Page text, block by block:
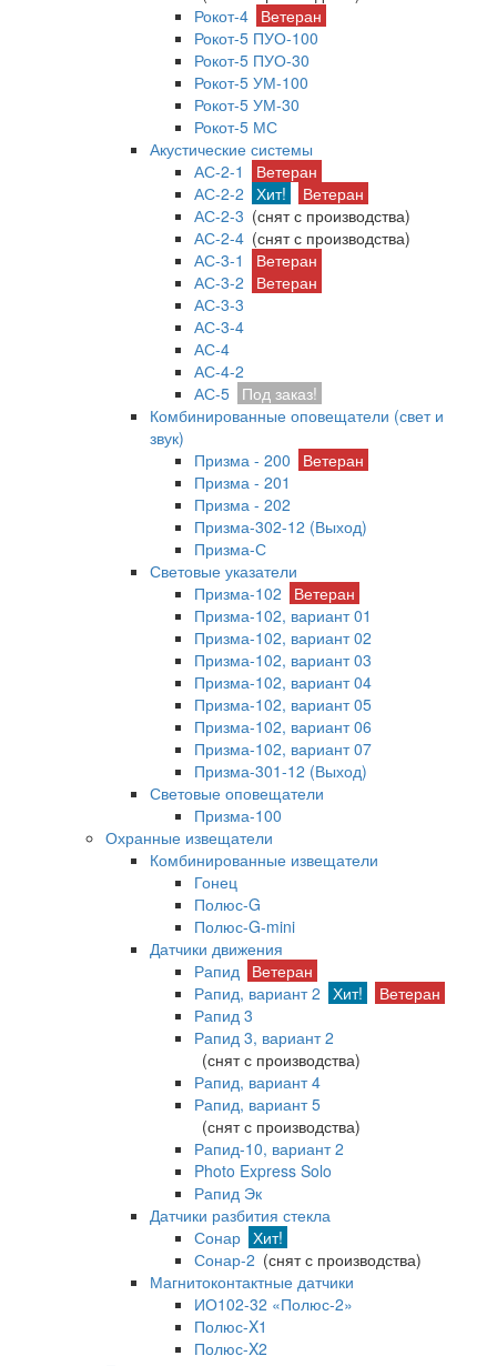
Рокот-4 Ветеран
Рокот-5 ПУО-100
Рокот-5 ПУО-30
Рокот-5 УМ-100
Рокот-5 УМ-30
Рокот-5 МС
Акустические системы
АС-2-1
Ветеран
АС-2-2 Хит!
Ветеран
АС-2-3 (снят с производства)
АС-2-4 (снят с производства)
АС-3-1
Ветеран
АС-3-2
Ветеран
АС-3-3
АС-3-4
АС-4
АС-4-2
АС-5 Под заказ!
Комбинированные оповещатели (свет и
звук)
Призма - 200
Ветеран
Призма - 201
Призма - 202
Призма-302-12 (Выход)
Призма-С
Световые указатели
Призма-102
Ветеран
Призма-102, вариант 01
Призма-102, вариант 02
Призма-102, вариант 03
Призма-102, вариант 04
Призма-102, вариант 05
Призма-102, вариант 06
Призма-102, вариант 07
Призма-301-12 (Выход)
Световые оповещатели
Призма-100
Охранные извещатели
Комбинированные извещатели
Гонец
Полюс-G
Полюс-G-mini
Датчики движения
Рапид Ветеран
Рапид, вариант 2 Хит!
Ветеран
Рапид 3
Рапид 3, вариант 2
(снят с производства)
Рапид, вариант 4
Рапид, вариант 5
(снят с производства)
Рапид-10, вариант 2
Photo Express Solo
Рапид Эк
Датчики разбития стекла
Сонар Хит!
Сонар-2 (снят с производства)
Магнитоконтактные датчики
ИО102-32 «Полюс-2»
Полюс-X1
Полюс-X2